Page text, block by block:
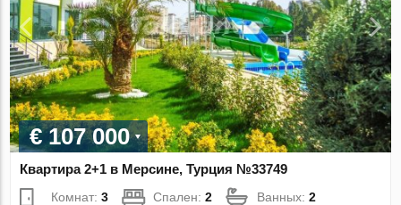
€ 107 000
Квартира 2+1 в Мерсине, Турция №33749
Комнат:3 Спален:2 Ванных:2